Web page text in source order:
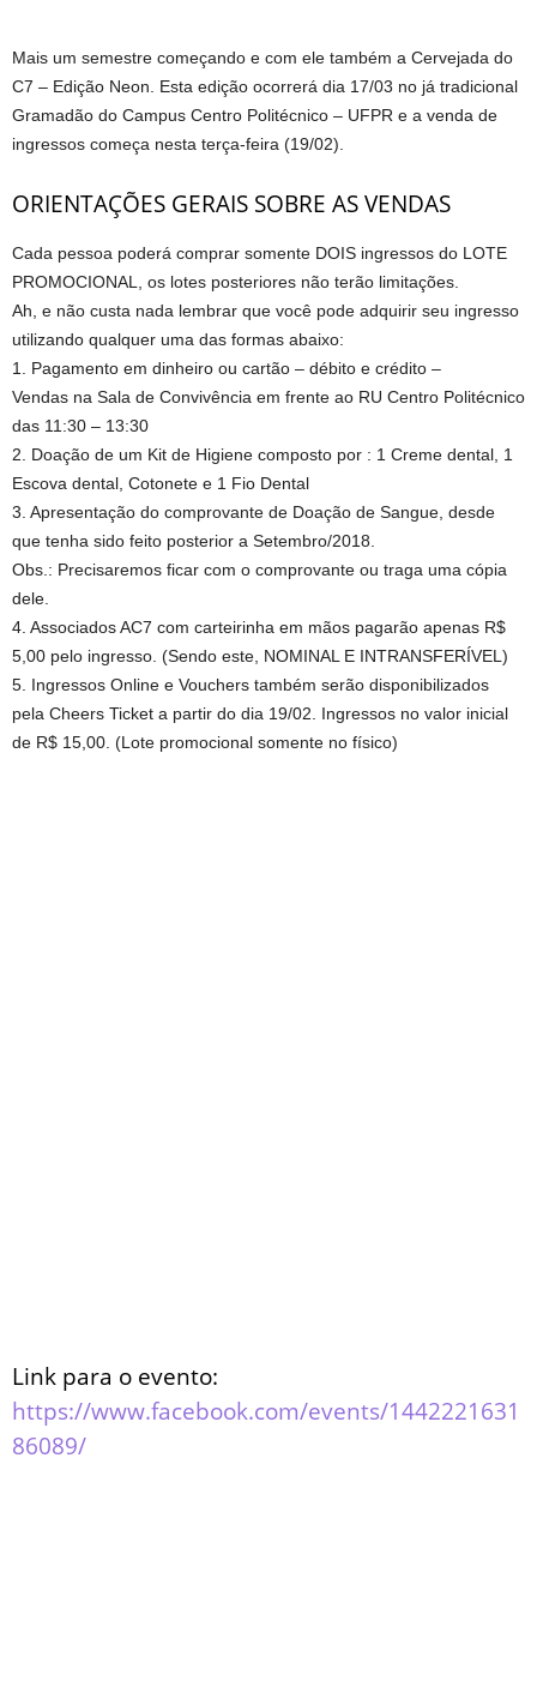
Mais um semestre começando e com ele também a Cervejada do
C7 – Edição Neon. Esta edição ocorrerá dia 17/03 no já tradicional
Gramadão do Campus Centro Politécnico – UFPR e a venda de
ingressos começa nesta terça-feira (19/02).
ORIENTAÇÕES GERAIS SOBRE AS VENDAS
Cada pessoa poderá comprar somente DOIS ingressos do LOTE
PROMOCIONAL, os lotes posteriores não terão limitações.
Ah, e não custa nada lembrar que você pode adquirir seu ingresso
utilizando qualquer uma das formas abaixo:
1. Pagamento em dinheiro ou cartão – débito e crédito –
Vendas na Sala de Convivência em frente ao RU Centro Politécnico
das 11:30 – 13:30
2. Doação de um Kit de Higiene composto por : 1 Creme dental, 1
Escova dental, Cotonete e 1 Fio Dental
3. Apresentação do comprovante de Doação de Sangue, desde
que tenha sido feito posterior a Setembro/2018.
Obs.: Precisaremos ficar com o comprovante ou traga uma cópia
dele.
4. Associados AC7 com carteirinha em mãos pagarão apenas R$
5,00 pelo ingresso. (Sendo este, NOMINAL E INTRANSFERÍVEL)
5. Ingressos Online e Vouchers também serão disponibilizados
pela Cheers Ticket a partir do dia 19/02. Ingressos no valor inicial
de R$ 15,00. (Lote promocional somente no físico)
Link para o evento:
https://www.facebook.com/events/1442221631
86089/